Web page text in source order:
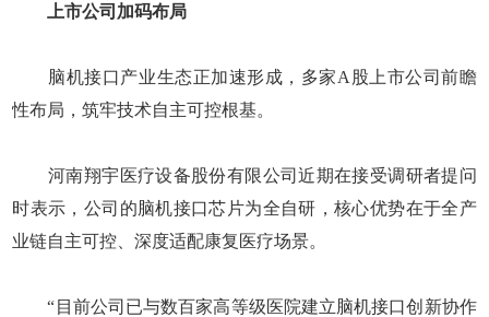
上市公司加码布局
脑机接口产业生态正加速形成，多家A股上市公司前瞻
性布局，筑牢技术自主可控根基。
河南翔宇医疗设备股份有限公司近期在接受调研者提问
时表示，公司的脑机接口芯片为全自研，核心优势在于全产
业链自主可控、深度适配康复医疗场景。
“目前公司已与数百家高等级医院建立脑机接口创新协作